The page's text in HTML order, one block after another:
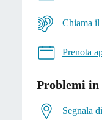
Chiama il
Prenota
Problemi in
Segnala